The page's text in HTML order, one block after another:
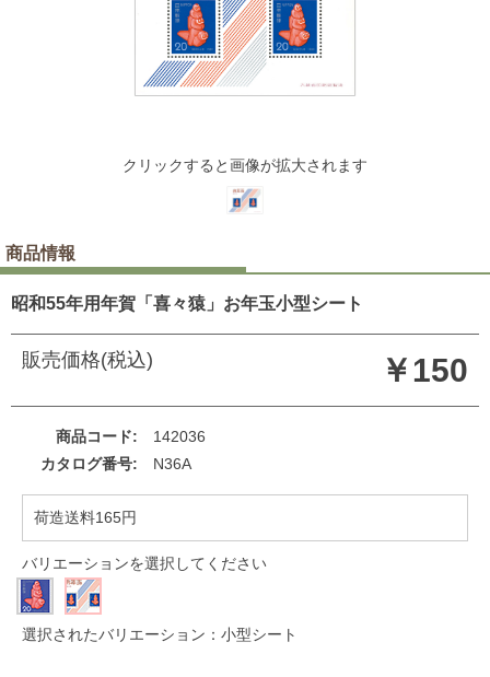
クリックすると画像が拡大されます
商品情報
昭和55年用年賀「喜々猿」お年玉小型シート
販売価格(税込) ￥150
商品コード
142036
カタログ番号
N36A
荷造送料165円
バリエーションを選択してください
選択されたバリエーション：小型シート